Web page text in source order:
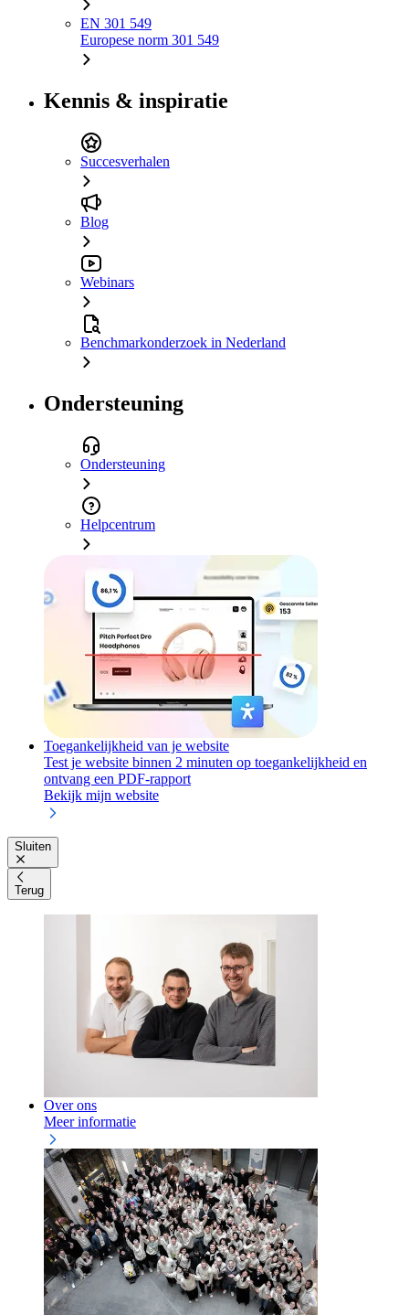
EN 301 549
Europese norm 301 549
Kennis & inspiratie
Succesverhalen
Blog
Webinars
Benchmarkonderzoek in Nederland
Ondersteuning
Ondersteuning
Helpcentrum
Toegankelijkheid van je website
Test je website binnen 2 minuten op toegankelijkheid en
ontvang een PDF-rapport
Bekijk mijn website
Sluiten
Terug
Over ons
Meer informatie